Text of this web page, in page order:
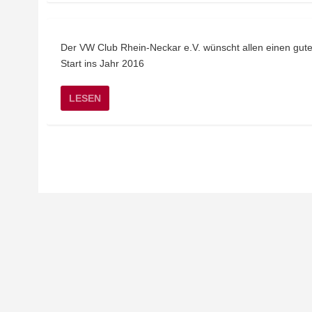
Der VW Club Rhein-Neckar e.V. wünscht allen einen
Start ins Jahr 2016
LESEN